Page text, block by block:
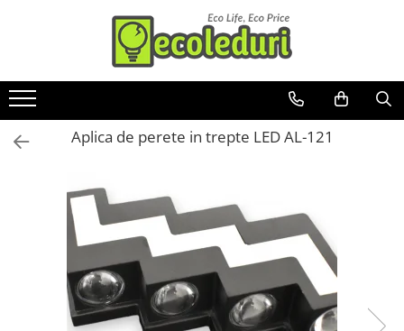
Toate Produsele
Banda LED
Bec incandescent (Clasic)
Becuri Led
Becuri & lampi led cu fasung
Ghirlande luminoase
Modul Led pentru aplica
Aplica de perete in trepte LED AL-121